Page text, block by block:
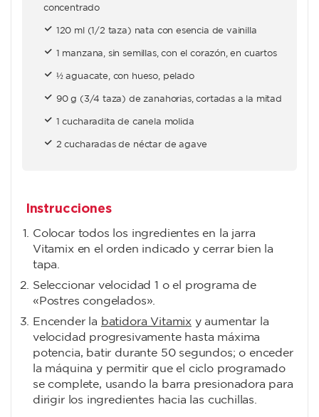
concentrado
120 ml (1/2 taza) nata con esencia de vainilla
1 manzana, sin semillas, con el corazón, en cuartos
½ aguacate, con hueso, pelado
90 g (3/4 taza) de zanahorias, cortadas a la mitad
1 cucharadita de canela molida
2 cucharadas de néctar de agave
Instrucciones
Colocar todos los ingredientes en la jarra
Vitamix en el orden indicado y cerrar bien la
tapa.
Seleccionar velocidad 1 o el programa de
«Postres congelados».
Encender la batidora Vitamixy aumentar la
velocidad progresivamente hasta máxima
potencia, batir durante 50 segundos; o enceder
la máquina y permitir que el ciclo programado
se complete, usando la barra presionadora para
dirigir los ingredientes hacia las cuchillas.